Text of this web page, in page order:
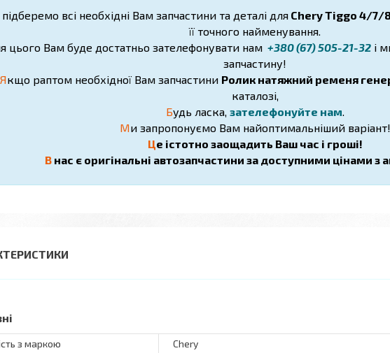
всі необхідні Вам запчастини та деталі дляChery Tiggo 4/7/8
її точного найменування.
цього Вам буде достатньо зателефонувати нам +380 (67) 505-21-32 і
запчастину!
Якщо раптом необхідної Вам запчастини Ролик натяжний ременя
каталозі,
Будь ласка, зателефонуйте нам.
Ми запропонуємо Вам найоптимальніший варіант!
Це істотно заощадить Ваш час і гроші!
Внас є оригінальні автозапчастини за доступними цінами з
з маркою
Chery